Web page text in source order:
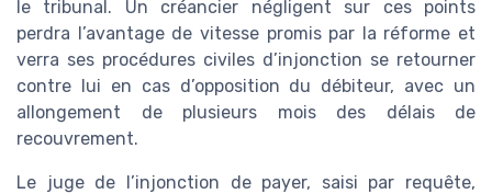
le tribunal. Un créancier négligent sur ces points
perdra l’avantage de vitesse promis par la réforme et
verra ses procédures civiles d’injonction se retourner
contre lui en cas d’opposition du débiteur, avec un
allongement de plusieurs mois des délais de
recouvrement.
Le juge de l’injonction de payer, saisi par requête,